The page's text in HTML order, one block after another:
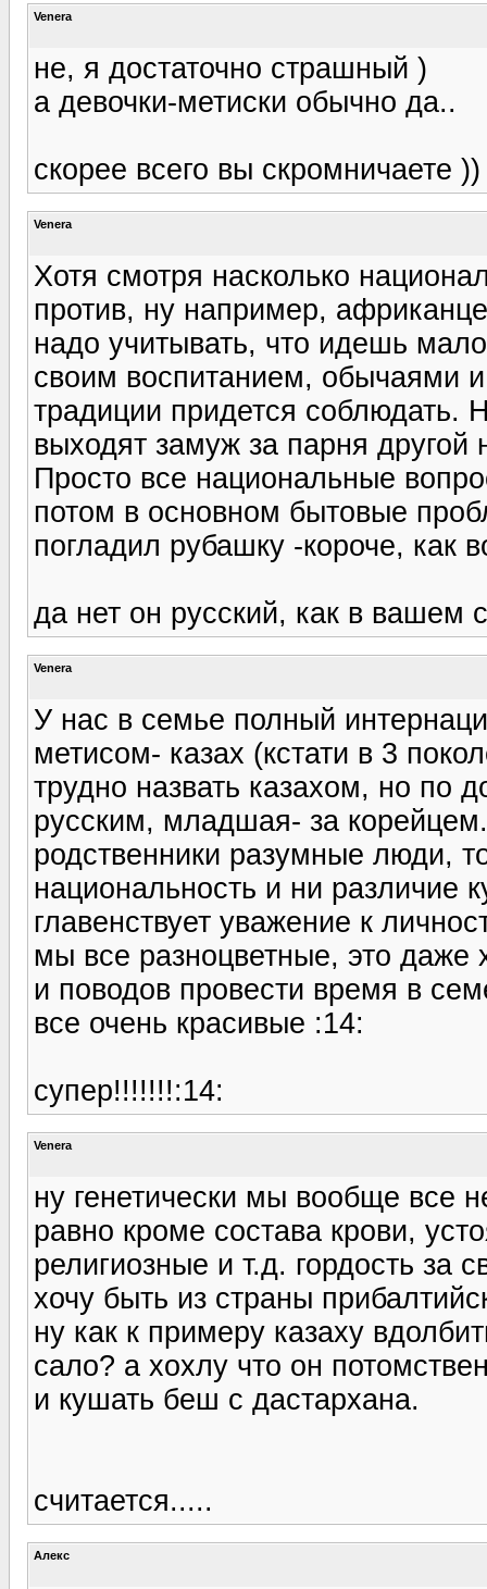
Venera
не, я достаточно страшный )
а девочки-метиски обычно да..
скорее всего вы скромничаете ))
Venera
Хотя смотря насколько
против, ну например,
надо учитывать, что идешь
своим воспитанием, обычаями
традиции придется соблюдать.
выходят замуж за парня
Просто все национальные
потом в основном бытовые
погладил рубашку -короче, как
да нет он русский, как в вашем
Venera
У нас в семье полный
метисом- казах (кстати в 3
трудно назвать казахом, но по
русским, младшая- за
родственники разумные люди,
национальность и ни различие
главенствует уважение к
мы все разноцветные, это
и поводов провести время в
все очень красивые :14:
супер!!!!!!!:14:
Venera
ну генетически мы вообще все
равно кроме состава крови,
религиозные и т.д. гордость за
хочу быть из страны
ну как к примеру казаху
сало? а хохлу что он
и кушать беш с дастархана.
считается.....
Алекс